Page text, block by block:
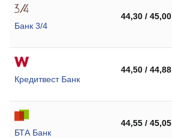
Банк 3/4
44,30 / 45,00
Кредитвест Банк
44,50 / 44,88
БТА Банк
44,55 / 45,05